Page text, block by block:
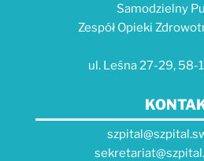
Samodzielny
Zespół Opieki
ul. Leśna 27-29, 58-